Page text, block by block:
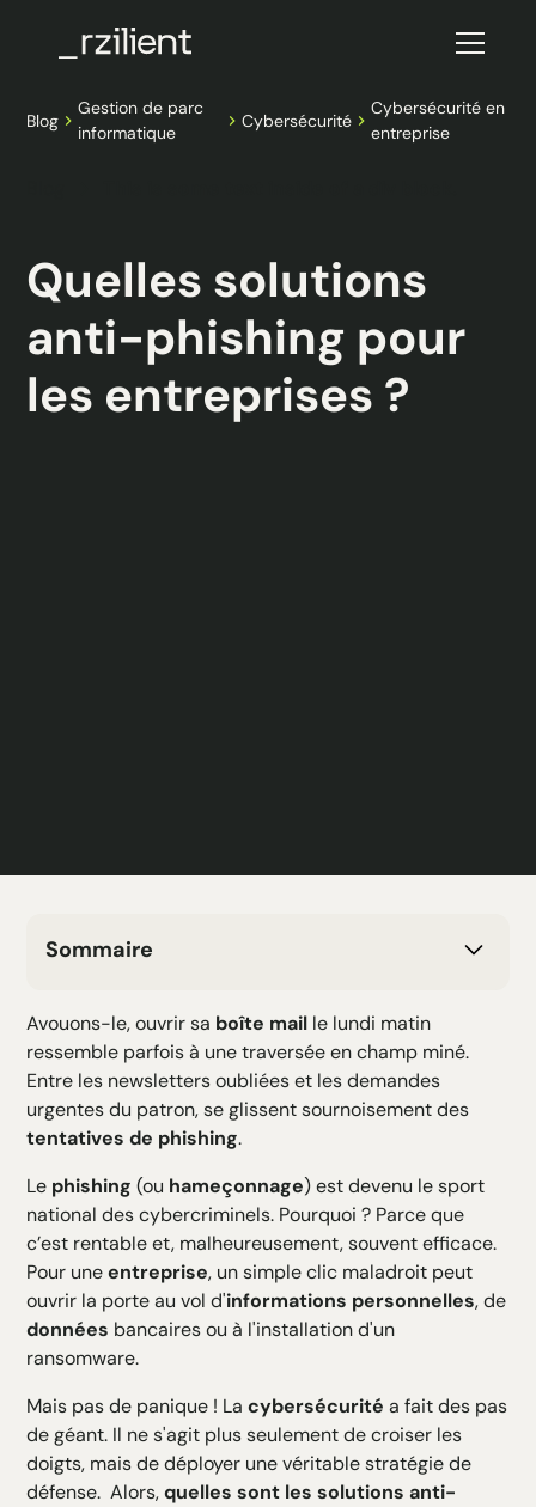
Blog
Gestion de parc
informatique
Cybersécurité
Cybersécurité en
entreprise
Quelles solutions
anti-phishing pour
les entreprises ?
Sommaire
H3 Texte
H4 Texte
H5 Texte
H6 Texte
Avouons-le, ouvrir sa boîte mail le lundi matin
ressemble parfois à une traversée en champ miné.
Entre les newsletters oubliées et les demandes
urgentes du patron, se glissent sournoisement des
tentatives de phishing.
Le phishing (ou hameçonnage) est devenu le sport
national des cybercriminels. Pourquoi ? Parce que
c’est rentable et, malheureusement, souvent efficace.
Pour uneentreprise, un simple clic maladroit peut
ouvrir la porte au vol d'informations personnelles, de
données bancaires ou à l'installation d'un
ransomware.
Mais pas de panique ! Lacybersécurité a fait des pas
de géant. Il ne s'agit plus seulement de croiser les
doigts, mais de déployer une véritable stratégie de
défense. Alors,quelles sont les solutions anti-